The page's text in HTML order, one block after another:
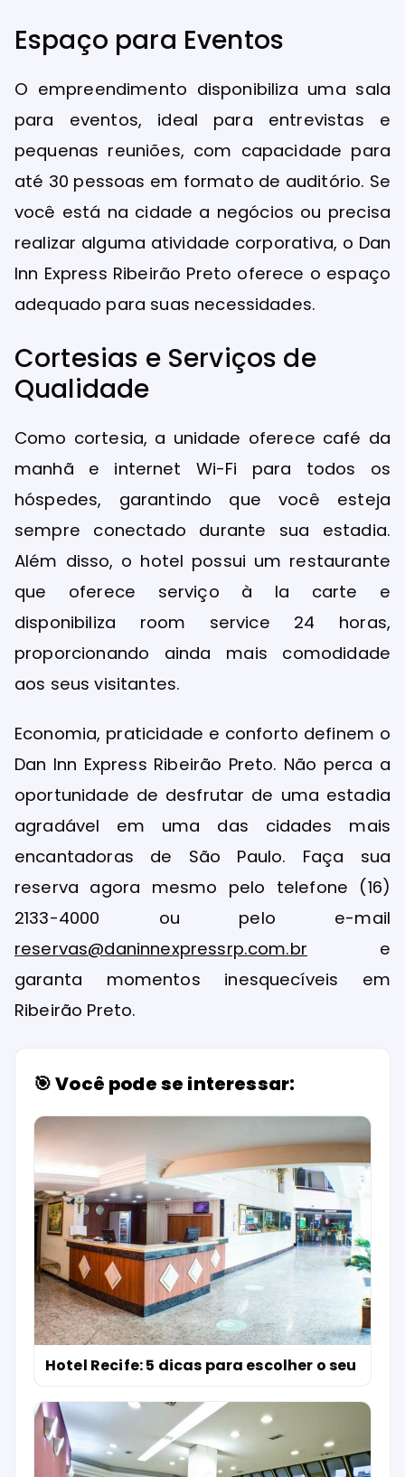
Espaço para Eventos
O empreendimento disponibiliza uma sala
para eventos, ideal para entrevistas e
pequenas reuniões, com capacidade para
até 30 pessoas em formato de auditório. Se
você está na cidade a negócios ou precisa
realizar alguma atividade corporativa, o Dan
Inn Express Ribeirão Preto oferece o espaço
adequado para suas necessidades.
Cortesias e Serviços de
Qualidade
Como cortesia, a unidade oferece café da
manhã e internet Wi-Fi para todos os
hóspedes, garantindo que você esteja
sempre conectado durante sua estadia.
Além disso, o hotel possui um restaurante
que oferece serviço à la carte e
disponibiliza room service 24 horas,
proporcionando ainda mais comodidade
aos seus visitantes.
Economia, praticidade e conforto definem o
Dan Inn Express Ribeirão Preto. Não perca a
oportunidade de desfrutar de uma estadia
agradável em uma das cidades mais
encantadoras de São Paulo. Faça sua
reserva agora mesmo pelo telefone (16)
2133-4000 ou pelo e-mail
reservas@daninnexpressrp.com.br e
garanta momentos inesquecíveis em
Ribeirão Preto.
🎯 Você pode se interessar:
Hotel Recife: 5 dicas para escolher o seu